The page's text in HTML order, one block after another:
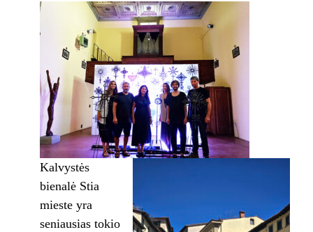
Kalvystės
bienalė Stia
mieste yra
seniausias tokio